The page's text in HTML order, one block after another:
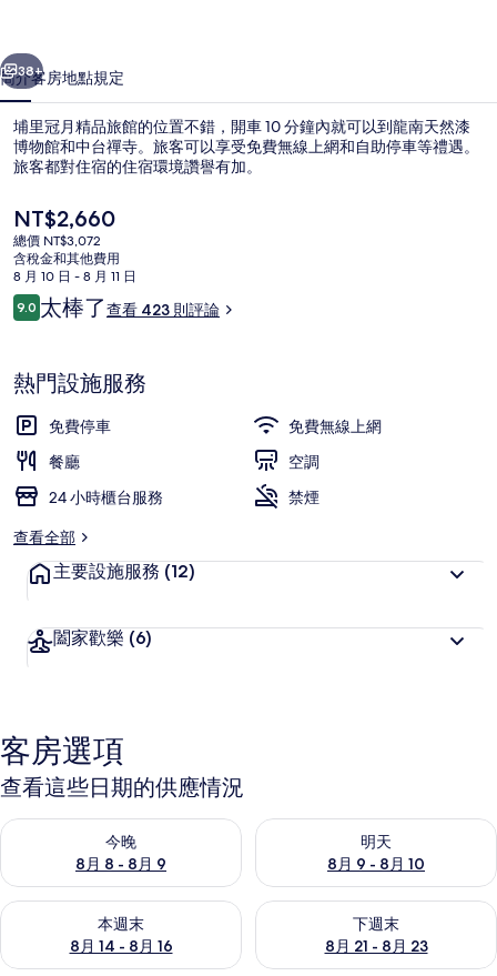
館
的
相
片
集
個 下一個
38+
簡介客房地點規定
埔里冠月精品旅館的位置不錯，開車 10 分鐘內就可以到龍南天然漆
博物館和中台禪寺。旅客可以享受免費無線上網和自助停車等禮遇。
旅客都對住宿的住宿環境讚譽有加。
目
前
的
價
格
是
NT$2,660
總價 NT$3,072
含稅金和其他費用
8 月 10 日 - 8 月 11 日
評
論
9.09.0 分，滿分 10 分，
太棒了查看 423 則評論
熱門設施服務
免費停車
免費無線上網
餐廳
空調
24 小時櫃台服務
禁煙
查看全部
主要設施服務 (12)
闔家歡樂 (6)
客房選項
查看這些日期的供應情況
今晚
8月 8 - 8月 9
查看今晚 (8月 8 - 8月 9) 的供應情況
明天
8月 9 - 8月 10
查看明天 (8月 9 - 8月 10) 的供
本週末
8月 14 - 8月 16
查看本週末 (8月 14 - 8月 16) 的供應情況
下週末
8月 21 - 8月 23
查看下週末 (8月 21 - 8月 23)